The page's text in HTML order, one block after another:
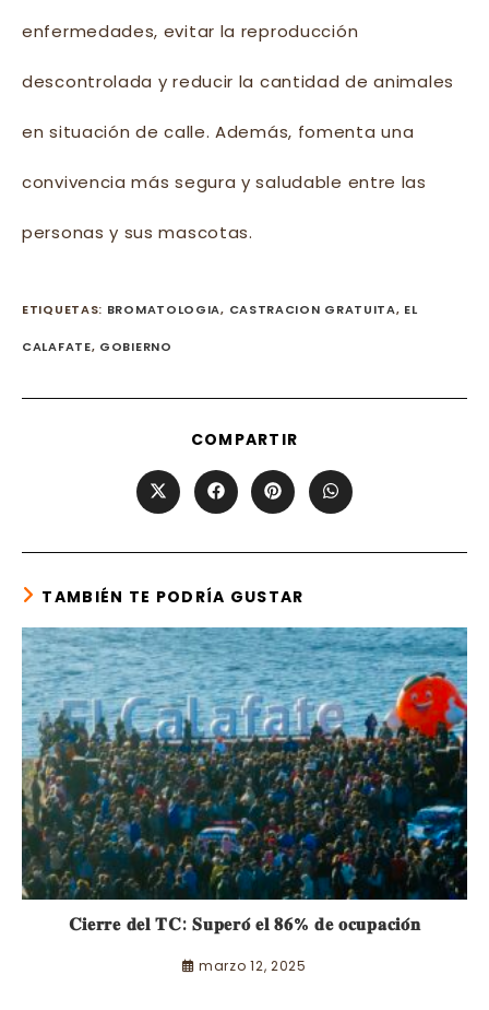
enfermedades, evitar la reproducción
descontrolada y reducir la cantidad de animales
en situación de calle. Además, fomenta una
convivencia más segura y saludable entre las
personas y sus mascotas.
ETIQUETAS: BROMATOLOGIA, CASTRACION GRATUITA, EL
CALAFATE, GOBIERNO
COMPARTIR
CONTENT
Opens
in
window
Opens
in
window
Opens
in
window
Opens
in
window
TAMBIÉN TE PODRÍA GUSTAR
𝐂𝐢𝐞𝐫𝐫𝐞 𝐝𝐞𝐥 𝐓𝐂: 𝐒𝐮𝐩𝐞𝐫𝐨́ 𝐞𝐥 𝟖𝟔% 𝐝𝐞 𝐨𝐜𝐮𝐩𝐚𝐜𝐢𝐨́𝐧
marzo 12, 2025